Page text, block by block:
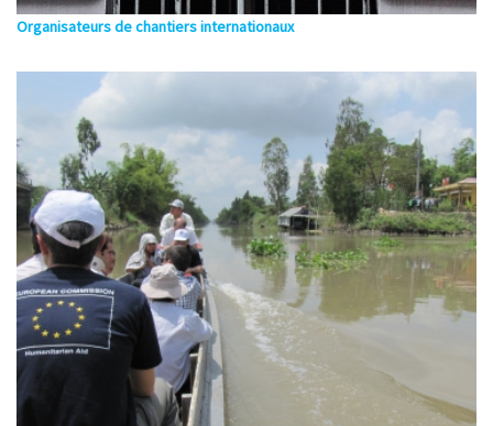
Organisateurs de chantiers internationaux